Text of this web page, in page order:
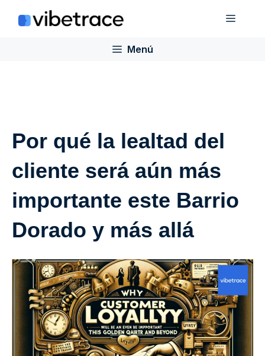
Menú
Menú
Por qué la lealtad del
cliente será aún más
importante este Barrio
Dorado y más allá